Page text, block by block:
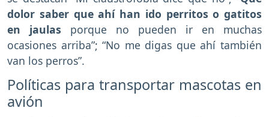
dolor saber que ahí han ido perritos o gatitos
en jaulas porque no pueden ir en muchas
ocasiones arriba”; “No me digas que ahí también
van los perros”.
Políticas para transportar mascotas en
avión